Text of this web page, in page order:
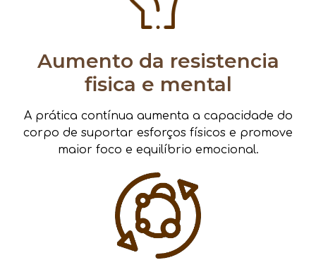
Aumento da resistencia
fisica e mental
A prática contínua aumenta a capacidade do
corpo de suportar esforços físicos e promove
maior foco e equilíbrio emocional.